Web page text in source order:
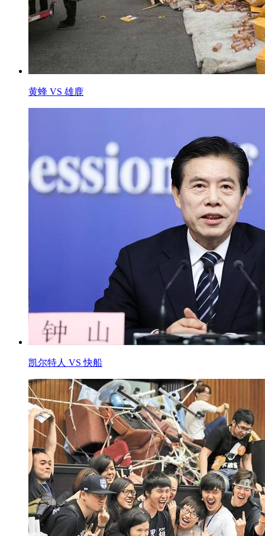
黄蜂 VS 雄鹿
凯尔特人 VS 快船